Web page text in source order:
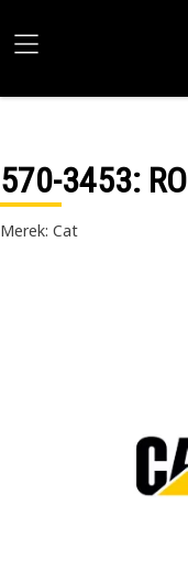
570-3453:
Merek: Cat